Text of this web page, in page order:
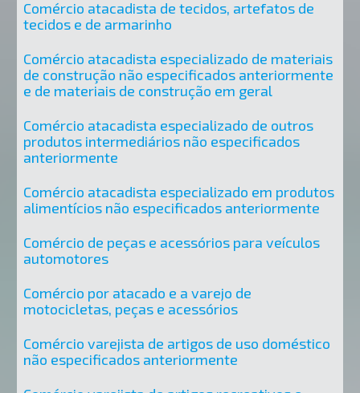
Comércio atacadista de tecidos, artefatos de
tecidos e de armarinho
Comércio atacadista especializado de materiais
de construção não especificados anteriormente
e de materiais de construção em geral
Comércio atacadista especializado de outros
produtos intermediários não especificados
anteriormente
Comércio atacadista especializado em produtos
alimentícios não especificados anteriormente
Comércio de peças e acessórios para veículos
automotores
Comércio por atacado e a varejo de
motocicletas, peças e acessórios
Comércio varejista de artigos de uso doméstico
não especificados anteriormente